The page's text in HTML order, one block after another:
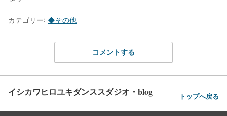
カテゴリー: ◆その他
コメントする
イシカワヒロユキダンススダジオ・blog トップへ戻る